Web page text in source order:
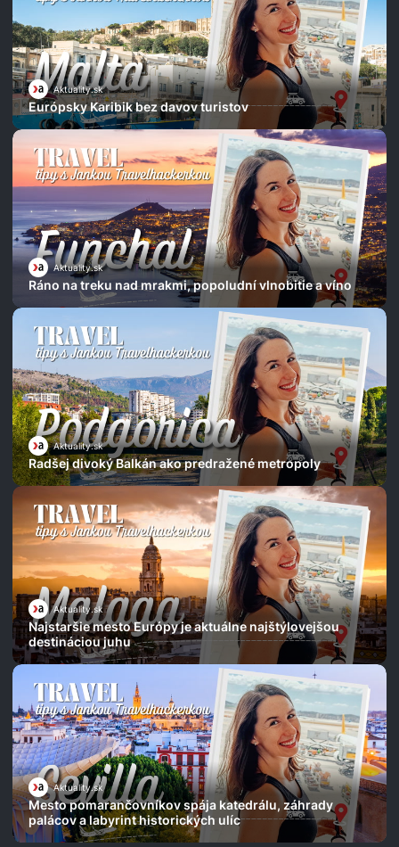
Aktuality.sk
Európsky Karibik bez davov turistov
Aktuality.sk
Ráno na treku nad mrakmi, popoludní vlnobitie a víno
Aktuality.sk
Radšej divoký Balkán ako predražené metropoly
Aktuality.sk
Najstaršie mesto Európy je aktuálne najštýlovejšou
destináciou juhu
Aktuality.sk
Mesto pomarančovníkov spája katedrálu, záhrady
palácov a labyrint historických ulíc